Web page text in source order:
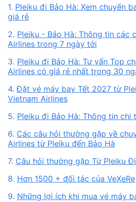
1. Pleiku đi Bảo Hà: Xem chuyến
giá rẻ
2. Pleiku - Bảo Hà: Thông tin các
Airlines trong 7 ngày tới
3. Pleiku đi Bảo Hà: Tư vấn Top
Airlines có giá rẻ nhất trong 30
4.Đặt vé máy bay Tết 2027 từ
Vietnam Airlines
5. Pleiku đi Bảo Hà: Thông tin chi
6. Các câu hỏi thường gặp về
Airlines từ Pleiku đến Bảo Hà
7. Câu hỏi thường gặp Từ Pleiku
8. Hơn 1500 + đối tác của VeXeRe
9. Những lợi ích khi mua vé máy